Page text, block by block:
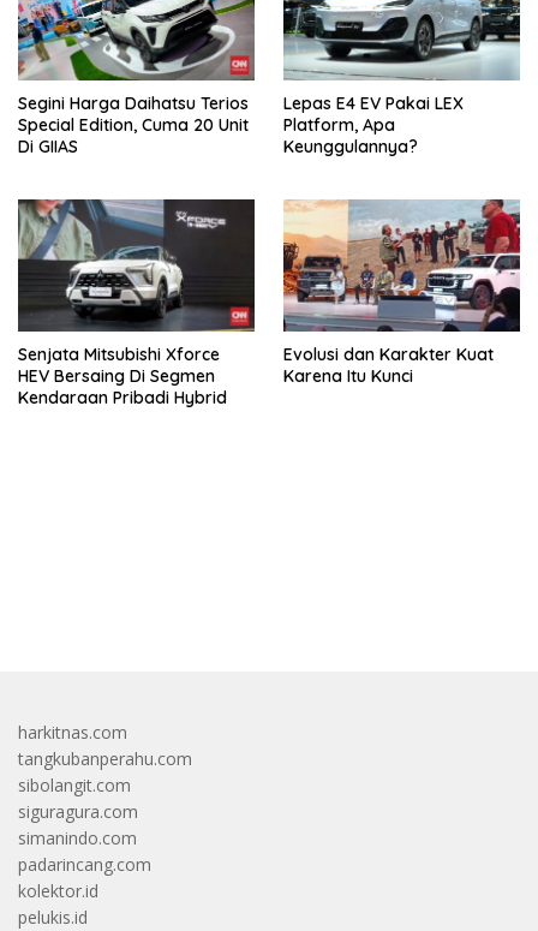
Segini Harga Daihatsu Terios
Special Edition, Cuma 20 Unit
Di GIIAS
Lepas E4 EV Pakai LEX
Platform, Apa
Keunggulannya?
Senjata Mitsubishi Xforce
HEV Bersaing Di Segmen
Kendaraan Pribadi Hybrid
Evolusi dan Karakter Kuat
Karena Itu Kunci
harkitnas.com
tangkubanperahu.com
sibolangit.com
siguragura.com
simanindo.com
padarincang.com
kolektor.id
pelukis.id